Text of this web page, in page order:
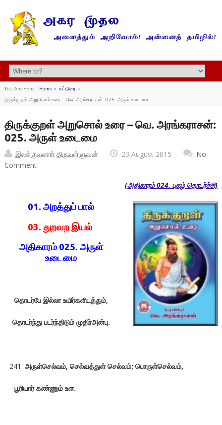
You Are Here : Home» கட்டுரை »
திருக்குறள் அறுசொல் உரை – வெ. அரங்கராசன்: 025. அருள் உடைமை
திருக்குறள் அறுசொல் உரை – வெ. அரங்கராசன்:
025. அருள் உடைமை
இலக்குவனார் திருவள்ளுவன் 23 August 2015
No
Comment
(அதிகாரம் 024. புகழ் தொடர்ச்சி)
01. அறத்துப் பால்
03. துறவறஇயல்
அதிகாரம் 025. அருள்
உடைமை
தொடர்பே இல்லா உயிர்களிடத்தும்,
தொடர்ந்து படர்ந்திடும் முதிர்அன்பு.
அருள்செல்வம், செல்வத்துள் செல்வம்; பொருள்செல்வம்,
பூரியார் கண்ணும் உள.